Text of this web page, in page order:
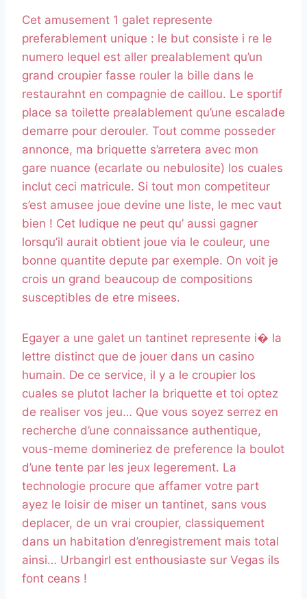
Cet amusement 1 galet represente
preferablement unique : le but consiste i re le
numero lequel est aller prealablement qu’un
grand croupier fasse rouler la bille dans le
restaurahnt en compagnie de caillou. Le sportif
place sa toilette prealablement qu’une escalade
demarre pour derouler. Tout comme posseder
annonce, ma briquette s’arretera avec mon
gare nuance (ecarlate ou nebulosite) los cuales
inclut ceci matricule. Si tout mon competiteur
s’est amusee joue devine une liste, le mec vaut
bien ! Cet ludique ne peut qu’ aussi gagner
lorsqu’il aurait obtient joue via le couleur, une
bonne quantite depute par exemple. On voit je
crois un grand beaucoup de compositions
susceptibles de etre misees.
Egayer a une galet un tantinet represente i� la
lettre distinct que de jouer dans un casino
humain. De ce service, il y a le croupier los
cuales se plutot lacher la briquette et toi optez
de realiser vos jeu… Que vous soyez serrez en
recherche d’une connaissance authentique,
vous-meme domineriez de preference la boulot
d’une tente par les jeux legerement. La
technologie procure que affamer votre part
ayez le loisir de miser un tantinet, sans vous
deplacer, de un vrai croupier, classiquement
dans un habitation d’enregistrement mais total
ainsi… Urbangirl est enthousiaste sur Vegas ils
font ceans !